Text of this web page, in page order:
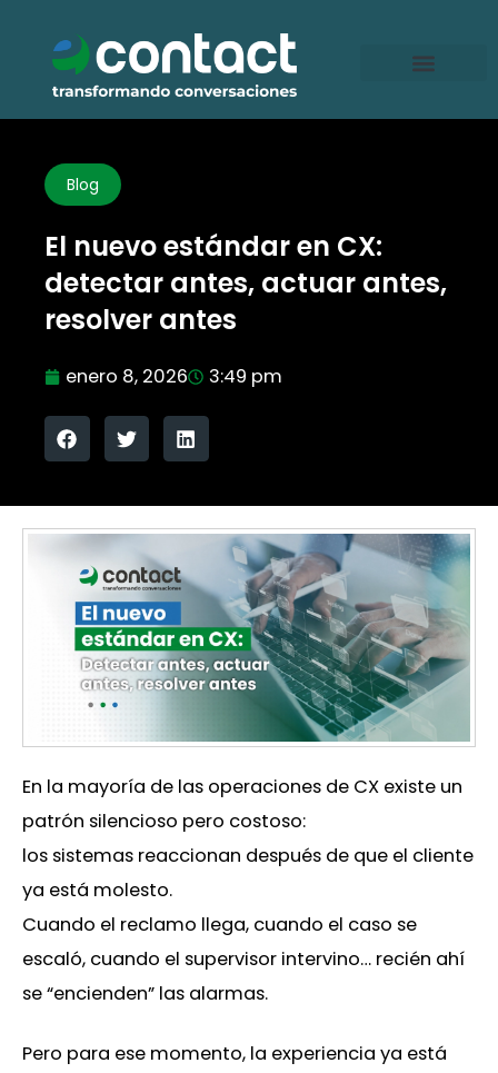
contenido
Blog
El nuevo estándar en CX:
detectar antes, actuar antes,
resolver antes
enero 8, 2026 3:49 pm
En la mayoría de las operaciones de CX existe un
patrón silencioso pero costoso:
los sistemas reaccionan después de que el cliente
ya está molesto.
Cuando el reclamo llega, cuando el caso se
escaló, cuando el supervisor intervino… recién ahí
se “encienden” las alarmas.
Pero para ese momento, la experiencia ya está